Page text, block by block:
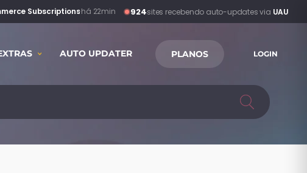
924sites recebendo auto-updates via UAU
Subscriptions·há 22min
AUTO UPDATER PLANOS LOGIN